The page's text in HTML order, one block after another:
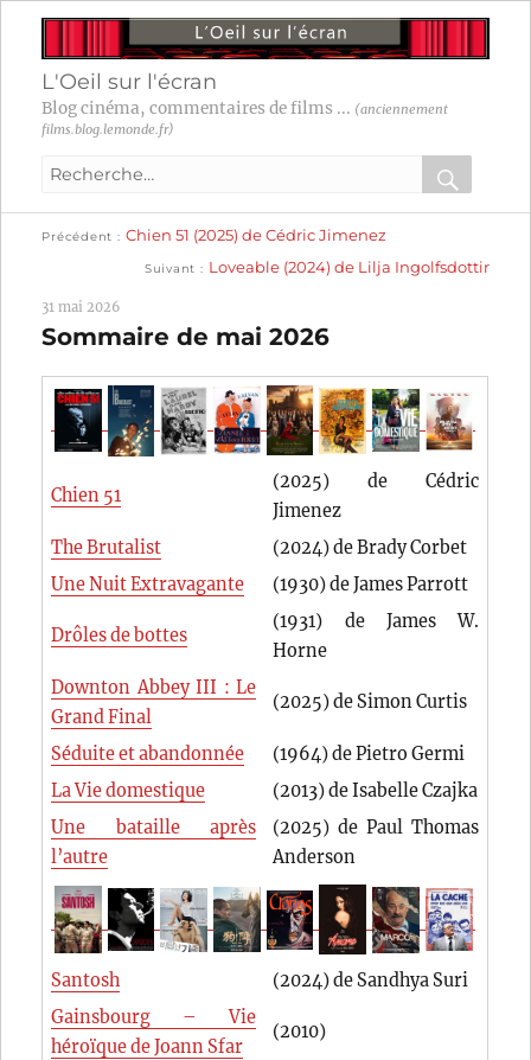
L'Oeil sur l'écran
Blog cinéma, commentaires de films ... (anciennement
films.blog.lemonde.fr)
Recherche
:
OK
Navigation
l’article
Précédent
précédente :
Chien 51 (2025) de Cédric Jimenez
Suivant
suivante :
Loveable (2024) de Lilja Ingolfsdottir
31 mai 2026
Sommaire de mai 2026
Chien 51
(2025) de Cédric
Jimenez
The Brutalist
(2024) de Brady Corbet
Une Nuit Extravagante
(1930) de James Parrott
Drôles de bottes
(1931) de James W.
Horne
Downton Abbey III : Le
Grand Final
(2025) de Simon Curtis
Séduite et abandonnée
(1964) de Pietro Germi
La Vie domestique
(2013) de Isabelle Czajka
Une bataille après
l’autre
(2025) de Paul Thomas
Anderson
Santosh
(2024) de Sandhya Suri
Gainsbourg – Vie
héroïque de Joann Sfar
(2010)